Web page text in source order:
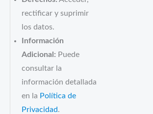
rectificar y suprimir
los datos.
Información
Adicional: Puede
consultar la
información detallada
en la Política de
Privacidad .